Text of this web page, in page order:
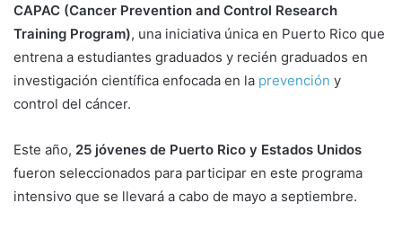
CAPAC (Cancer Prevention and Control Research
Training Program), una iniciativa única en Puerto Rico que
entrena a estudiantes graduados y recién graduados en
investigación científica enfocada en la prevención y
control del cáncer.
Este año, 25 jóvenes de Puerto Rico y Estados Unidos
fueron seleccionados para participar en este programa
intensivo que se llevará a cabo de mayo a septiembre.